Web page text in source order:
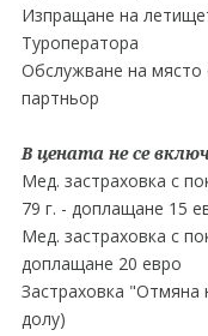
Изпращане на
Туроператора
Обслужване на място
партньор
В цената не се
Мед. застраховка с
79 г. - доплащане 15
Мед. застраховка с
доплащане 20 евро
Застраховка "Отмяна
долу)